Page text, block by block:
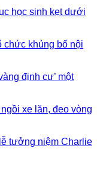
học sinh kẹt dưới
chức khủng bố nội
định cư’ một
xe lăn, đeo vòng
tưởng niệm Charlie